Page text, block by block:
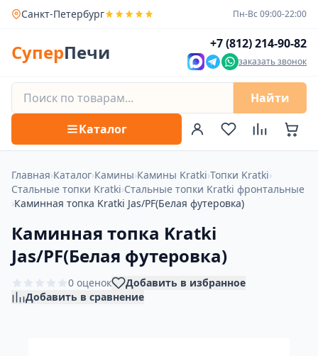
Санкт-Петербург Пн-Вс 09:00-22:00
СуперПечи +7 (812) 214-90-82
заказать звонок
Найти
Каталог
Главная›Каталог›Камины›Камины Kratki›Топки Kratki›
Стальные топки Kratki›Стальные топки Kratki фронтальные
›Каминная топка Kratki Jas/PF(Белая футеровка)
Каминная топка Kratki
Jas/PF(Белая футеровка)
0 оценок
Добавить в избранное
Добавить в сравнение